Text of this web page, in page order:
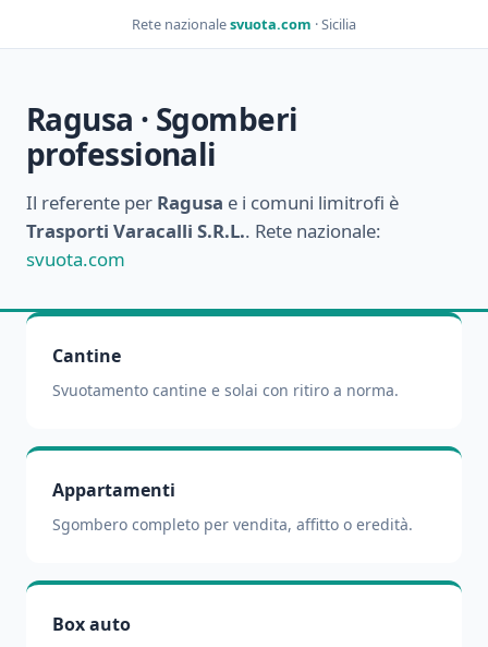
Rete nazionalesvuota.com · Sicilia
Ragusa · Sgomberi
professionali
Il referente per Ragusa e i comuni limitrofi è
Trasporti Varacalli S.R.L.. Rete nazionale:
svuota.com
Cantine
Svuotamento cantine e solai con ritiro a norma.
Appartamenti
Sgombero completo per vendita, affitto o eredità.
Box auto